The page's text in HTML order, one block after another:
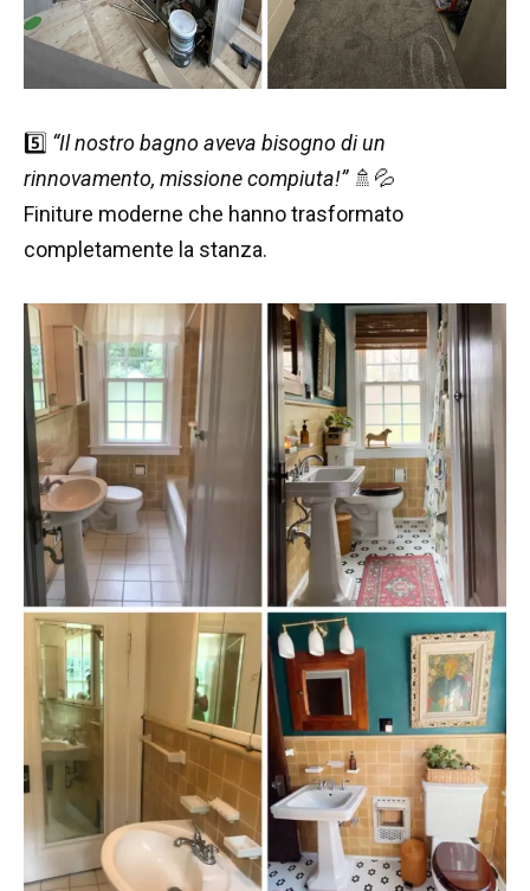
5️⃣ “Il nostro bagno aveva bisogno di un
rinnovamento, missione compiuta!”🚿💦
Finiture moderne che hanno trasformato
completamente la stanza.